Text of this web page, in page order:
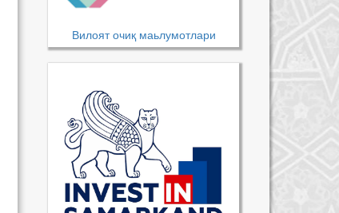
Вилоят очиқ маьлумотлари